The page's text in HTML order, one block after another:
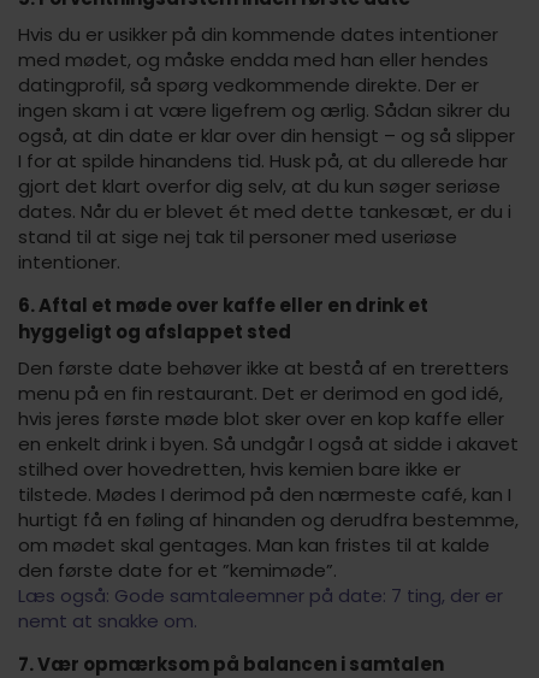
Hvis du er usikker på din kommende dates intentioner
med mødet, og måske endda med han eller hendes
datingprofil, så spørg vedkommende direkte. Der er
ingen skam i at være ligefrem og ærlig. Sådan sikrer du
også, at din date er klar over din hensigt – og så slipper
I for at spilde hinandens tid. Husk på, at du allerede har
gjort det klart overfor dig selv, at du kun søger seriøse
dates. Når du er blevet ét med dette tankesæt, er du i
stand til at sige nej tak til personer med useriøse
intentioner.
6. Aftal et møde over kaffe eller en drink et
hyggeligt og afslappet sted
Den første date behøver ikke at bestå af en treretters
menu på en fin restaurant. Det er derimod en god idé,
hvis jeres første møde blot sker over en kop kaffe eller
en enkelt drink i byen. Så undgår I også at sidde i akavet
stilhed over hovedretten, hvis kemien bare ikke er
tilstede. Mødes I derimod på den nærmeste café, kan I
hurtigt få en føling af hinanden og derudfra bestemme,
om mødet skal gentages. Man kan fristes til at kalde
den første date for et ”kemimøde”.
Læs også: Gode samtaleemner på date: 7 ting, der er
nemt at snakke om.
7. Vær opmærksom på balancen i samtalen